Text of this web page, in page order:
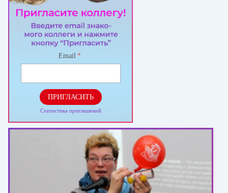
Email *
ПРИГЛАСИТЬ
Статистика приглашений